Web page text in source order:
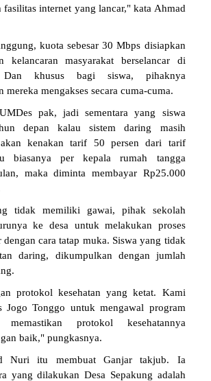
fasilitas internet yang lancar," kata Ahmad
kuota sebesar 30 Mbps disiapkan
kelancaran masyarakat berselancar di
khusus bagi siswa, pihaknya
mereka mengakses secara cuma-cuma.
pak, jadi sementara yang siswa
depan kalau sistem daring masih
kenakan tarif 50 persen dari tarif
biasanya per kepala rumah tangga
maka diminta membayar Rp25.000
tidak memiliki gawai, pihak sekolah
ke desa untuk melakukan proses
dengan cara tatap muka. Siswa yang tidak
daring, dikumpulkan dengan jumlah
protokol kesehatan yang ketat. Kami
Jogo Tonggo untuk mengawal program
protokol kesehatannya
baik," pungkasnya.
Nuri itu membuat Ganjar takjub. Ia
yang dilakukan Desa Sepakung adalah